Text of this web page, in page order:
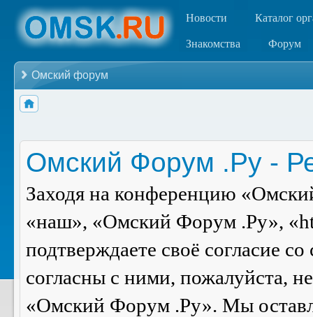
Новости Каталог
Знакомства Форум
Омский форум
Омский Форум .Ру -
Заходя на конференцию
«наш», «Омский Форум .Ру»,
подтверждаете своё согласие
согласны с ними, пожалуйста,
«Омский Форум .Ру». Мы